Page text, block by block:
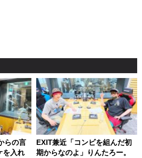
らの言
を入れ
EXIT兼近「コンビを組んだ初
期からなのよ」りんたろー。